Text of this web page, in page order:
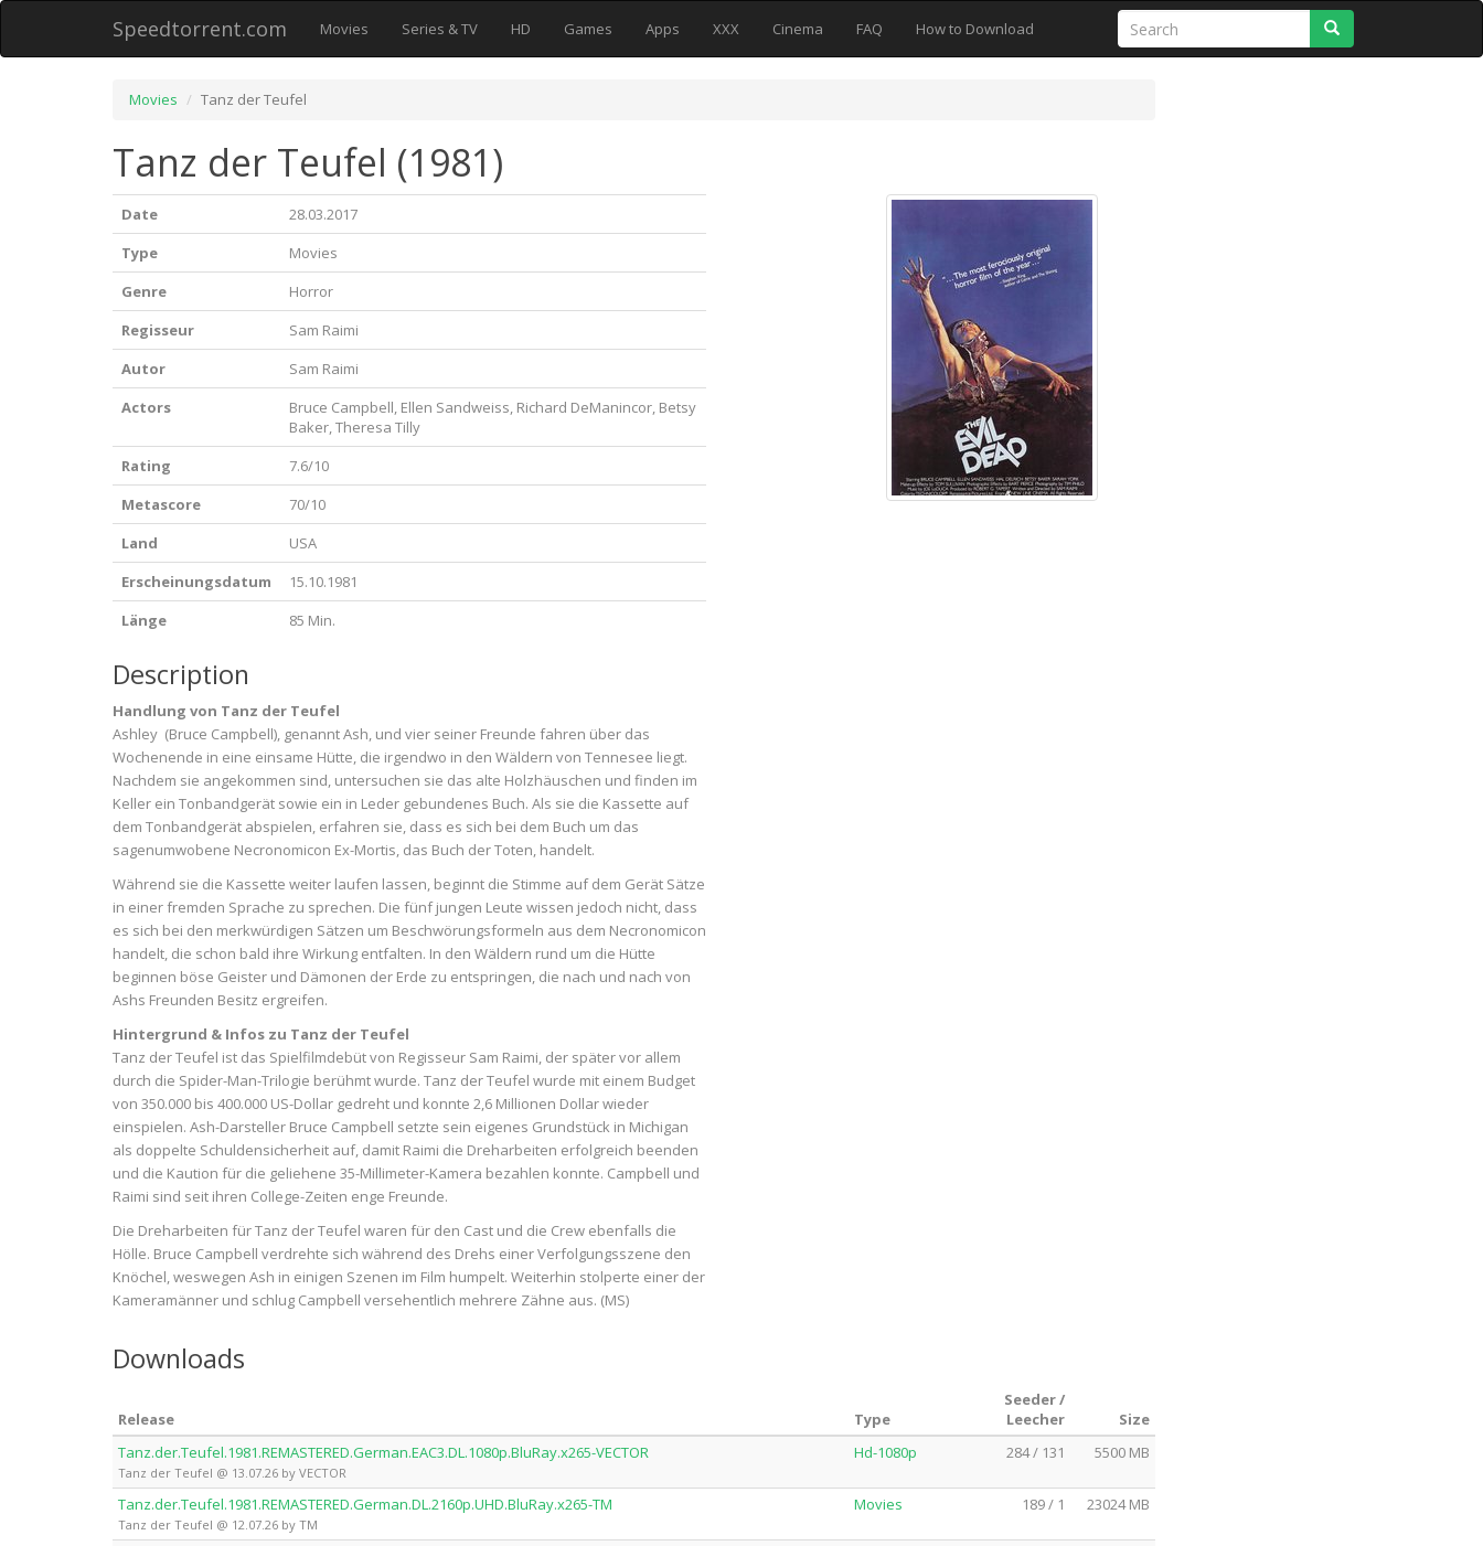
Speedtorrent.com Movies Series & TV HD Games Apps XXX Cinema FAQ How to Download
Movies Tanz der Teufel
Tanz der Teufel (1981)
Date
28.03.2017
Type
Movies
Genre
Horror
Regisseur
Sam Raimi
Autor
Sam Raimi
Actors
Bruce Campbell, Ellen Sandweiss, Richard DeManincor, Betsy
Baker, Theresa Tilly
Rating
7.6/10
Metascore
70/10
Land
USA
Erscheinungsdatum
15.10.1981
Länge
85 Min.
Description
Handlung von Tanz der Teufel
Ashley (Bruce Campbell), genannt Ash, und vier seiner Freunde fahren über das
Wochenende in eine einsame Hütte, die irgendwo in den Wäldern von Tennesee liegt.
Nachdem sie angekommen sind, untersuchen sie das alte Holzhäuschen und finden im
Keller ein Tonbandgerät sowie ein in Leder gebundenes Buch. Als sie die Kassette auf
dem Tonbandgerät abspielen, erfahren sie, dass es sich bei dem Buch um das
sagenumwobene Necronomicon Ex-Mortis, das Buch der Toten, handelt.
Während sie die Kassette weiter laufen lassen, beginnt die Stimme auf dem Gerät Sätze
in einer fremden Sprache zu sprechen. Die fünf jungen Leute wissen jedoch nicht, dass
es sich bei den merkwürdigen Sätzen um Beschwörungsformeln aus dem Necronomicon
handelt, die schon bald ihre Wirkung entfalten. In den Wäldern rund um die Hütte
beginnen böse Geister und Dämonen der Erde zu entspringen, die nach und nach von
Ashs Freunden Besitz ergreifen.
Hintergrund & Infos zu Tanz der Teufel
Tanz der Teufel ist das Spielfilmdebüt von Regisseur Sam Raimi, der später vor allem
durch die Spider-Man-Trilogie berühmt wurde. Tanz der Teufel wurde mit einem Budget
von 350.000 bis 400.000 US-Dollar gedreht und konnte 2,6 Millionen Dollar wieder
einspielen. Ash-Darsteller Bruce Campbell setzte sein eigenes Grundstück in Michigan
als doppelte Schuldensicherheit auf, damit Raimi die Dreharbeiten erfolgreich beenden
und die Kaution für die geliehene 35-Millimeter-Kamera bezahlen konnte. Campbell und
Raimi sind seit ihren College-Zeiten enge Freunde.
Die Dreharbeiten für Tanz der Teufel waren für den Cast und die Crew ebenfalls die
Hölle. Bruce Campbell verdrehte sich während des Drehs einer Verfolgungsszene den
Knöchel, weswegen Ash in einigen Szenen im Film humpelt. Weiterhin stolperte einer der
Kameramänner und schlug Campbell versehentlich mehrere Zähne aus. (MS)
Downloads
Release Type
Seeder /
Leecher
Size
Tanz.der.Teufel.1981.REMASTERED.German.EAC3.DL.1080p.BluRay.x265-VECTOR
Tanz der Teufel @ 13.07.26 by VECTOR
Hd-1080p 284 / 131 5500 MB
Tanz.der.Teufel.1981.REMASTERED.German.DL.2160p.UHD.BluRay.x265-TM
Tanz der Teufel @ 12.07.26 by TM
Movies 189 / 1 23024 MB